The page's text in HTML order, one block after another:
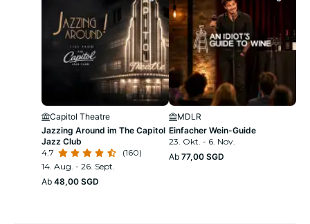
Capitol Theatre
Jazzing Around im The Capitol
Jazz Club
4.7
(160)
14. Aug. - 26. Sept.
Ab 48,00 SGD
MDLR
Einfacher Wein-Guide
23. Okt. - 6. Nov.
Ab 77,00 SGD